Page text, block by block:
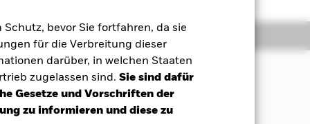
Schutz, bevor Sie fortfahren, da sie
für die Verbreitung dieser
darüber, in welchen Staaten
zugelassen sind. Sie sind dafür
Gesetze und Vorschriften der
zu informieren und diese zu
Positionen Unterlagen
MD (ein von dem Anlageberater
werden. Am MD werden alle